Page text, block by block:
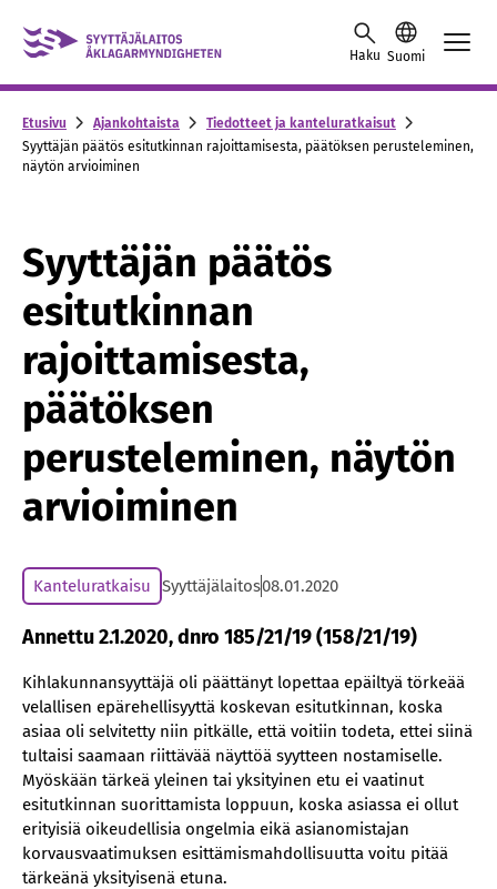
Siirry sisältöön
Haku Suomi
Etusivu Ajankohtaista
Tiedotteet ja kanteluratkaisut
Syyttäjän päätös esitutkinnan rajoittamisesta, päätöksen perusteleminen,
näytön arvioiminen
Syyttäjän päätös
esitutkinnan
rajoittamisesta,
päätöksen
perusteleminen, näytön
arvioiminen
Kanteluratkaisu Syyttäjälaitos08.01.2020
Annettu 2.1.2020, dnro 185/21/19 (158/21/19)
Kihlakunnansyyttäjä oli päättänyt lopettaa epäiltyä törkeää
velallisen epärehellisyyttä koskevan esitutkinnan, koska
asiaa oli selvitetty niin pitkälle, että voitiin todeta, ettei siinä
tultaisi saamaan riittävää näyttöä syytteen nostamiselle.
Myöskään tärkeä yleinen tai yksityinen etu ei vaatinut
esitutkinnan suorittamista loppuun, koska asiassa ei ollut
erityisiä oikeudellisia ongelmia eikä asianomistajan
korvausvaatimuksen esittämismahdollisuutta voitu pitää
tärkeänä yksityisenä etuna.